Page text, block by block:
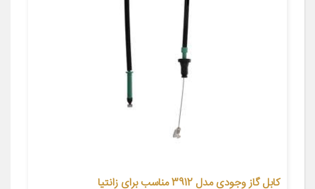
کابل گاز وجودی مدل 3912 مناسب برای زانتیا